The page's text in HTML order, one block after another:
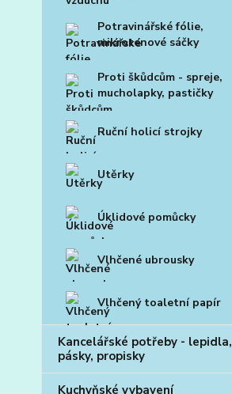
Potravinářské fólie,
mikrotenové sáčky
Proti škůdcům - spreje,
mucholapky, pastičky
Ruční holicí strojky
Utěrky
Úklidové pomůcky
Vlhčené ubrousky
Vlhčený toaletní papír
Kancelářské potřeby - lepidla,
pásky, propisky
Kuchyňské vybavení